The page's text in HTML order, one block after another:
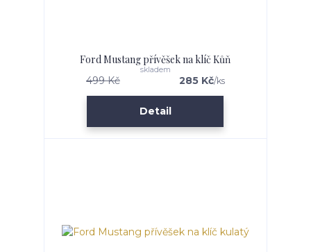
Ford Mustang přívěšek na klíč Kůň
499 Kč 285 Kč/ks
skladem
Detail